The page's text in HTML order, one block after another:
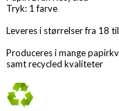
Tryk: 1 farve
Leveres i størrelser fra 18
Produceres i mange
samt recycled kvaliteter